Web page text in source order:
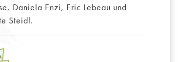
Daniela Enzi, Eric Lebeau und
Steidl.